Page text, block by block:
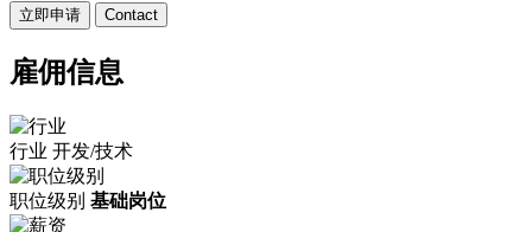
立即申请 Contact
雇佣信息
行业 开发/技术
职位级别 基础岗位